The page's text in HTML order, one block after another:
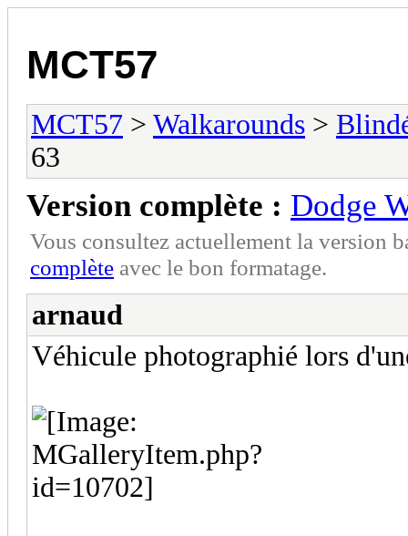
MCT57
MCT57 > Walkarounds >
63
Version complète : Dodge
Vous consultez actuellement la version
complète avec le bon formatage.
arnaud
Véhicule photographié lors